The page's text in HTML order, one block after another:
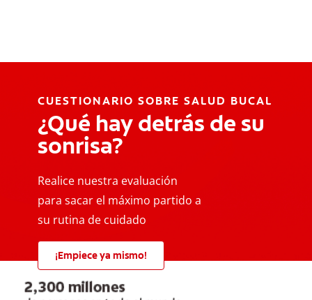
CUESTIONARIO SOBRE SALUD BUCAL
¿Qué hay detrás de su
sonrisa?
Realice nuestra evaluación
para sacar el máximo partido a
su rutina de cuidado
¡Empiece ya mismo!